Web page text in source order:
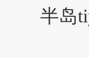
半岛